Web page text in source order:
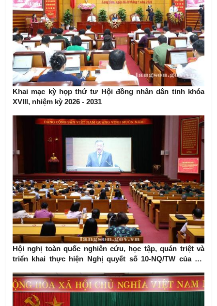
Khai mạc kỳ họp thứ tư Hội đồng nhân dân tỉnh khóa
XVIII, nhiệm kỳ 2026 - 2031
Hội nghị toàn quốc nghiên cứu, học tập, quán triệt và
triển khai thực hiện Nghị quyết số 10-NQ/TW của Bộ